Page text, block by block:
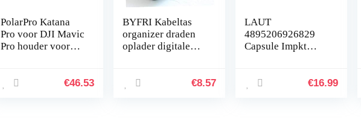
PolarPro Katana
Pro voor DJI Mavic
Pro houder voor
€46.53
BYFRI Kabeltas
organizer draden
oplader digitale
elektronische
€8.57
LAUT
4895206926829
Capsule Impkt
€16.99